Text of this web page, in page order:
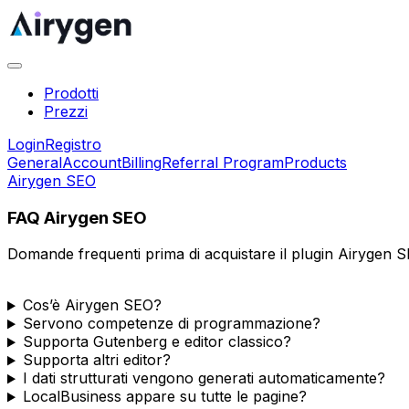
Prodotti
Prezzi
LoginRegistro
GeneralAccountBillingReferral ProgramProducts
Airygen SEO
FAQ Airygen SEO
Domande frequenti prima di acquistare il plugin Airygen
Cos’è Airygen SEO?
Servono competenze di programmazione?
Supporta Gutenberg e editor classico?
Supporta altri editor?
I dati strutturati vengono generati automaticamente?
LocalBusiness appare su tutte le pagine?